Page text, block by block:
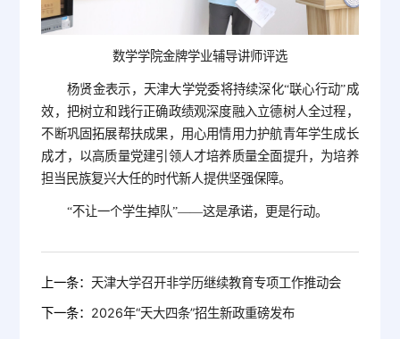
数学学院金牌学业辅导讲师评选
杨贤金表示，天津大学党委将持续深化“联心行动”成
效，把树立和践行正确政绩观深度融入立德树人全过程，
不断巩固拓展帮扶成果，用心用情用力护航青年学生成长
成才，以高质量党建引领人才培养质量全面提升，为培养
担当民族复兴大任的时代新人提供坚强保障。
“不让一个学生掉队”——这是承诺，更是行动。
上一条： 天津大学召开非学历继续教育专项工作推动会
下一条： 2026年“天大四条”招生新政重磅发布